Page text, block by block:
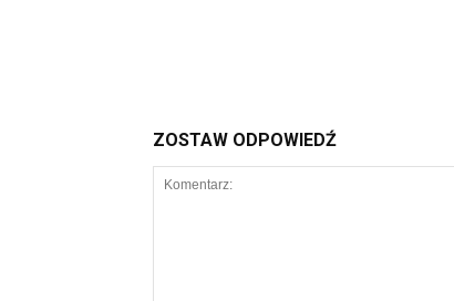
ZOSTAW ODPOWIEDŹ